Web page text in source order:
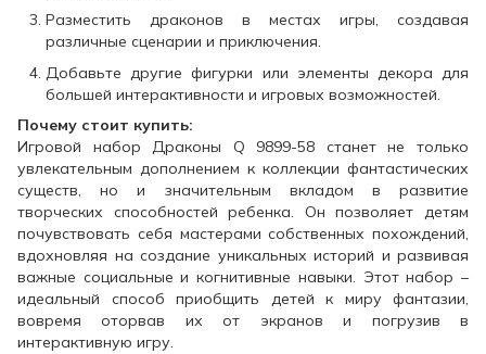
Разместить драконов в местах игры, создавая
различные сценарии и приключения.
Добавьте другие фигурки или элементы декора для
большей интерактивности и игровых возможностей.
Почему стоит купить:
Игровой набор Драконы Q 9899-58 станет не только
увлекательным дополнением к коллекции фантастических
существ, но и значительным вкладом в развитие
творческих способностей ребенка. Он позволяет детям
почувствовать себя мастерами собственных похождений,
вдохновляя на создание уникальных историй и развивая
важные социальные и когнитивные навыки. Этот набор –
идеальный способ приобщить детей к миру фантазии,
вовремя оторвав их от экранов и погрузив в
интерактивную игру.